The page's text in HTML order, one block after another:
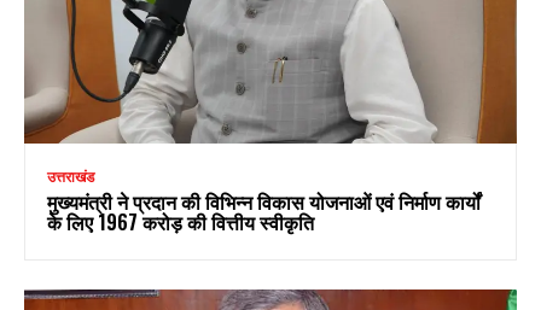
उत्तराखंड
मुख्यमंत्री ने प्रदान की विभिन्न विकास योजनाओं एवं निर्माण कार्यों
के लिए ₹1967 करोड़ की वित्तीय स्वीकृति